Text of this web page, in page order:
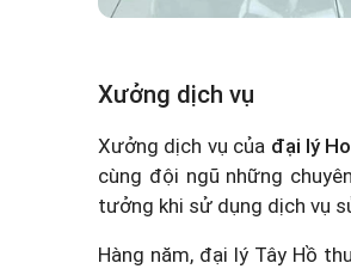
Xưởng dịch vụ
Xưởng dịch vụ của đại lý
cùng đội ngũ những
tưởng khi sử dụng dịch vụ
Hàng năm, đại lý Tây Hồ